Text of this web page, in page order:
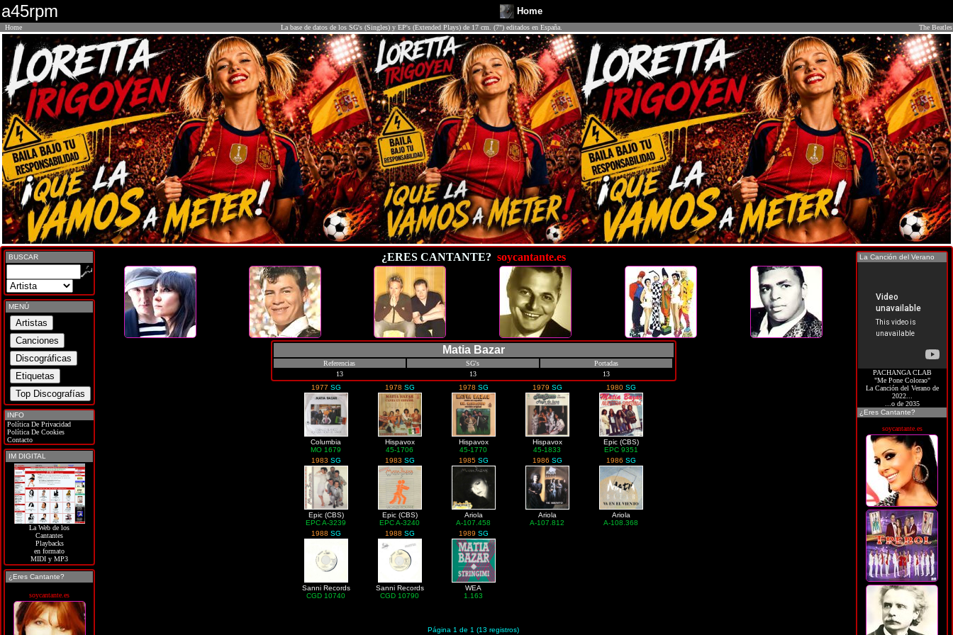
a45rpm Home
Home La base de datos de los SG's (Singles) y EP's (Extended Plays) de 17 cm. (7") editados en España. The Beatles
BUSCAR
MENÚ
INFO
Política De Privacidad
Política De Cookies
Contacto
IM DIGITAL
La Web de los
Cantantes
Playbacks
en formato
MIDI y MP3
¿Eres Cantante?
soycantante.es
¿ERES CANTANTE? soycantante.es
Matia Bazar
Referencias SG's
Portadas
13
13
13
1977 SG
Columbia
MO 1679
1978 SG
Hispavox
45-1706
1978 SG
Hispavox
45-1770
1979 SG
Hispavox
45-1833
1980 SG
Epic (CBS)
EPC 9351
1983 SG
Epic (CBS)
EPC A-3239
1983 SG
Epic (CBS)
EPC A-3240
1985 SG
Ariola
A-107.458
1986 SG
Ariola
A-107.812
1986 SG
Ariola
A-108.368
1988 SG
Sanni Records
CGD 10740
1988 SG
Sanni Records
CGD 10790
1989 SG
WEA
1.163
Página 1 de 1 (13 registros)
La Canción del Verano
PACHANGA CLAB
"Me Pone Colorao"
La Canción del Verano de
2022...
...o de 2035
¿Eres Cantante?
soycantante.es